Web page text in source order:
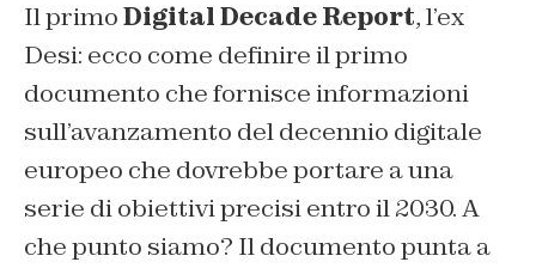
Il primoDigital Decade Report, l’ex
Desi: ecco come definire il primo
documento che fornisce informazioni
sull’avanzamento del decennio digitale
europeo che dovrebbe portare a una
serie di obiettivi precisi entro il 2030. A
che punto siamo? Il documento punta a